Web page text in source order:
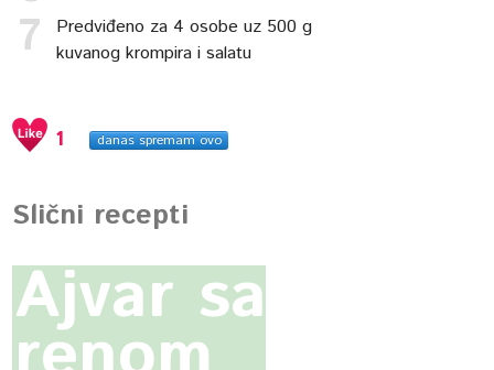
Predviđeno za 4 osobe uz 500 g
kuvanog krompira i salatu
1 danas spremam ovo
Slični recepti
Ajvar sa